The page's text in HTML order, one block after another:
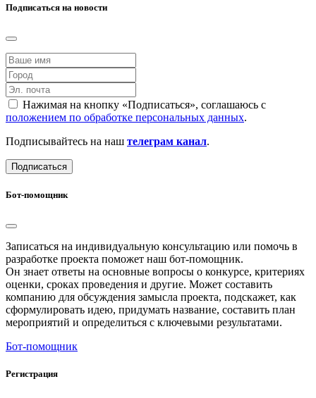
Подписаться на новости
Нажимая на кнопку «Подписаться», соглашаюсь с
положением по обработке персональных данных.
Подписывайтесь на наш телеграм канал.
Подписаться
Бот-помощник
Записаться на индивидуальную консультацию или помочь в
разработке проекта поможет наш бот-помощник.
Он знает ответы на основные вопросы о конкурсе, критериях
оценки, сроках проведения и другие. Может составить
компанию для обсуждения замысла проекта, подскажет, как
сформулировать идею, придумать название, составить план
мероприятий и определиться с ключевыми результатами.
Бот-помощник
Регистрация